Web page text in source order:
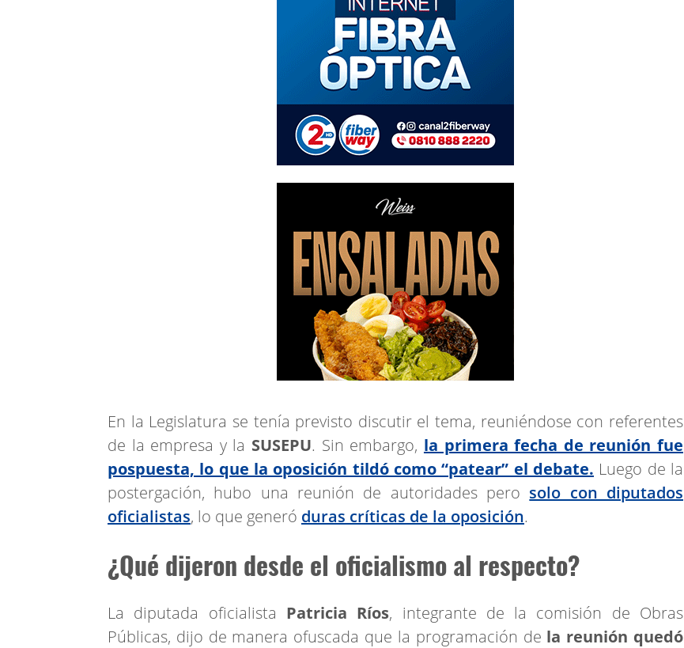
En la Legislatura se tenía previsto discutir el tema, reuniéndose con referentes
de la empresa y la SUSEPU. Sin embargo, la primera fecha de reunión fue
pospuesta, lo que la oposición tildó como “patear” el debate. Luego de la
postergación, hubo una reunión de autoridades pero solo con diputados
oficialistas, lo que generó duras críticas de la oposición.
¿Qué dijeron desde el oficialismo al respecto?
La diputada oficialista Patricia Ríos, integrante de la comisión de Obras
Públicas, dijo de manera ofuscada que la programación de la reunión quedó